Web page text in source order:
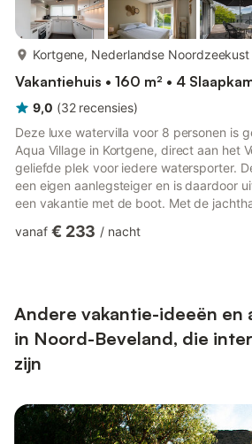
Kortgene, Nederlandse Noordzeekust
Vakantiehuis • 160 m² • 4
9,0 (32 recensies)
Deze luxe watervilla voor 8 personen is
Aqua Village in Kortgene, direct aan het
geliefde plek voor iedere watersporter.
een eigen aanlegsteiger en is daardoor
een vakantie met de boot. Met de
voorzien. De entree van de villa biedt
vanaf € 233 / nacht
Andere vakantie-ideeën en
in Noord-Beveland, die
zijn